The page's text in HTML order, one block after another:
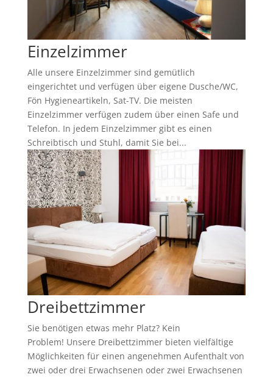
Einzelzimmer
Alle unsere Einzelzimmer sind gemütlich
eingerichtet und verfügen über eigene Dusche/WC,
Fön Hygieneartikeln, Sat-TV. Die meisten
Einzelzimmer verfügen zudem über einen Safe und
Telefon. In jedem Einzelzimmer gibt es einen
Schreibtisch und Stuhl, damit Sie bei...
Dreibettzimmer
Sie benötigen etwas mehr Platz? Kein
Problem! Unsere Dreibettzimmer bieten vielfältige
Möglichkeiten für einen angenehmen Aufenthalt von
zwei oder drei Erwachsenen oder zwei Erwachsenen